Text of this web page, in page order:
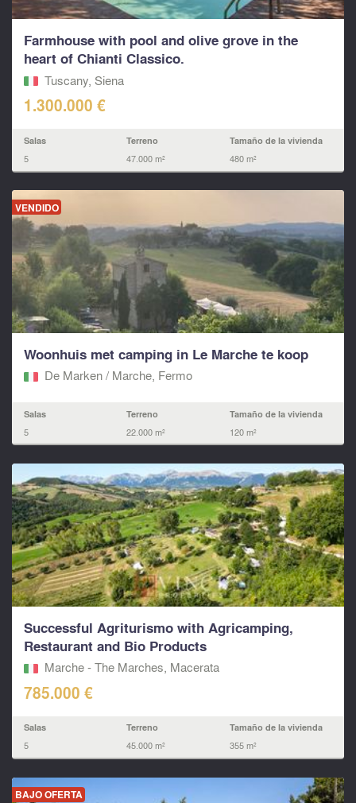
Farmhouse with pool and olive grove in the
heart of Chianti Classico.
Tuscany, Siena
1.300.000 €
Salas
5
Terreno
47.000 m²
Tamaño de la vivienda
480 m²
VENDIDO
Woonhuis met camping in Le Marche te koop
De Marken / Marche, Fermo‎
Salas
5
Terreno
22.000 m²
Tamaño de la vivienda
120 m²
Successful Agriturismo with Agricamping,
Restaurant and Bio Products
Marche - The Marches, Macerata‎
785.000 €
Salas
5
Terreno
45.000 m²
Tamaño de la vivienda
355 m²
BAJO OFERTA